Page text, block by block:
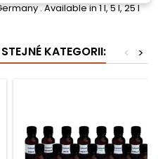
. Available in 1 l, 5 l, 25 l
KATEGORII: >
<